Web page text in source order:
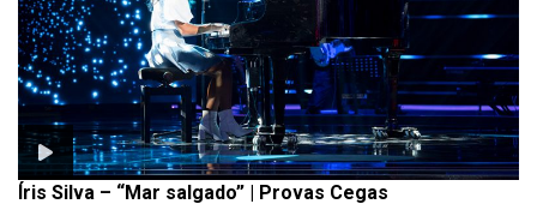
Íris Silva – “Mar salgado” | Provas Cegas